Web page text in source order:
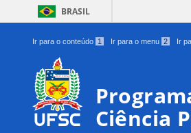
BRASIL
Ir para o conteúdo 1 Ir para o menu 2 Ir
Ciência